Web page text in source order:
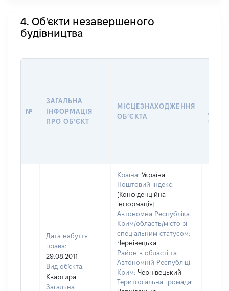
4. Об'єкти незавершеного
будівництва
№
ЗАГАЛЬНА
ІНФОРМАЦІЯ
ПРО ОБʼЄКТ
МІСЦЕЗНАХОДЖЕННЯ
ОБʼЄКТА
Дата набуття
права:
29.08.2011
Вид об'єкта:
Квартира
Загальна
Країна: Україна
Поштовий індекс:
[Конфіденційна
інформація]
Автономна Республіка
Крим/область/місто зі
спеціальним статусом:
Чернівецька
Район в області та
Автономній Республіці
Крим: Чернівецький
Територіальна громада: